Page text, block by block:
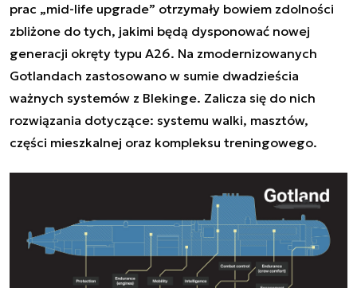
prac „mid-life upgrade” otrzymały bowiem zdolności
zbliżone do tych, jakimi będą dysponować nowej
generacji okręty typu A26. Na zmodernizowanych
Gotlandach zastosowano w sumie dwadzieścia
ważnych systemów z Blekinge. Zalicza się do nich
rozwiązania dotyczące: systemu walki, masztów,
części mieszkalnej oraz kompleksu treningowego.